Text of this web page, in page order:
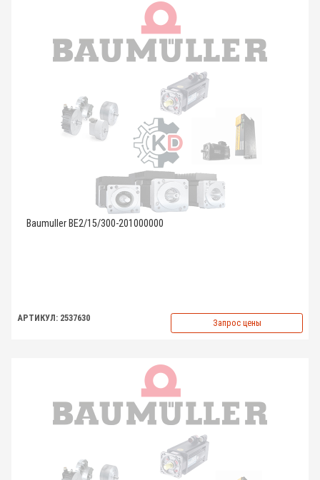
Baumuller BE2/15/300-201000000
АРТИКУЛ: 2537630 Запрос цены